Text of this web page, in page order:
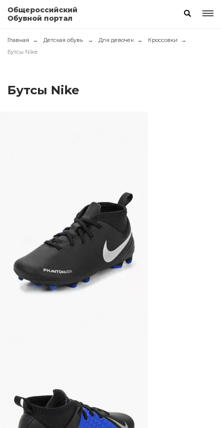
Общероссийский
Обувной портал
Главная Детская обувь Для девочек
Кроссовки
Бутсы Nike
Бутсы Nike